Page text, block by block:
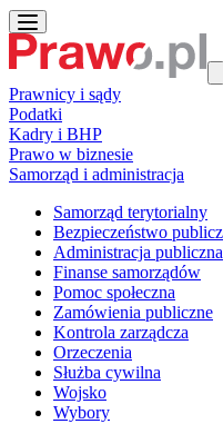
Prawnicy i sądy
Podatki
Kadry i BHP
Prawo w biznesie
Samorząd i administracja
Samorząd terytorialny
Bezpieczeństwo
Administracja publiczna
Finanse samorządów
Pomoc społeczna
Zamówienia publiczne
Kontrola zarządcza
Orzeczenia
Służba cywilna
Wojsko
Wybory